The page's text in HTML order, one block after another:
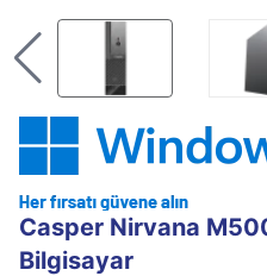
Casper Nirvana
Bilgisayar